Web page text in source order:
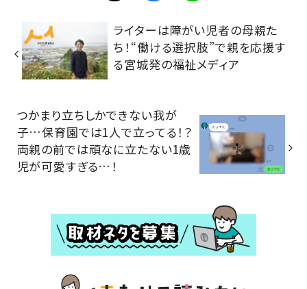
ライターは障がい児者の母親た
ち！“働ける選択肢”で親を応援す
る宮城発の福祉メディア
つかまり立ちしかできない我が
子…保育園では1人で立ってる！？
両親の前では頑なに立たない1歳
児が可愛すぎる…！